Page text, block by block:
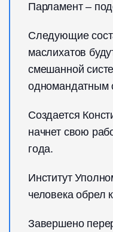
Парламент –
Следующие
маслихатов
смешанной
одномандатным
Создается
начнет свою
года.
Институт
человека обрел
Завершено